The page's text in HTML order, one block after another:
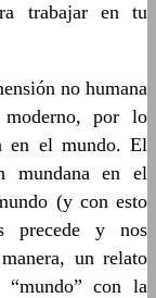
trabajar en tu
no humana
por lo
en el mundo. El
mundana en el
(y con esto
precede y nos
un relato
con la